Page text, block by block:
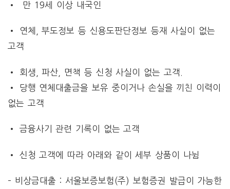
• 만 19세 이상 내국인
• 연체, 부도정보 등 신용도판단정보 등재 사실이 없는
고객
• 회생, 파산, 면책 등 신청 사실이 없는 고객.
• 당행 연체대출금을 보유 중이거나 손실을 끼친 이력이
없는 고객
• 금융사기 관련 기록이 없는 고객
• 신청 고객에 따라 아래와 같이 세부 상품이 나뉨
– 비상금대출 : 서울보증보험(주) 보험증권 발급이 가능한